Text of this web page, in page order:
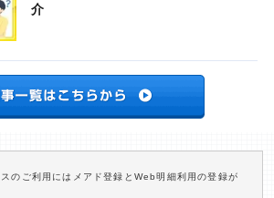
介
のご利用にはメアド登録とWeb明細利用の登録が